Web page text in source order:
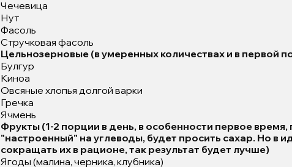
Чечевица
Нут
Фасоль
Стручковая фасоль
Цельнозерновые (в умеренных количествах и в первой
Булгур
Киноа
Овсяные хлопья долгой варки
Гречка
Ячмень
Фрукты (1-2 порции в день, в особенности первое время,
"настроенный" на углеводы, будет просить сахар. Но в
сокращать их в рационе, так результат будет лучше)
Ягоды (малина, черника, клубника)